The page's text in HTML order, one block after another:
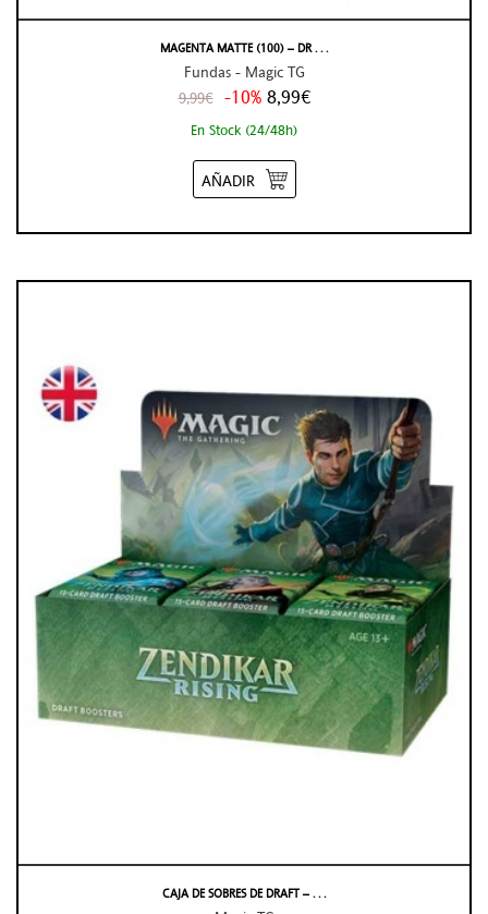
MAGENTA MATTE (100) – DR . . .
Fundas - Magic TG
9,99€ -10% 8,99€
En Stock (24/48h)
AÑADIR
CAJA DE SOBRES DE DRAFT – . . .